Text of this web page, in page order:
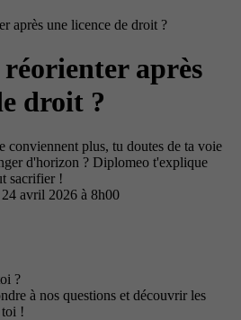
après une licence de droit ?
après
droit ?
conviennent plus, tu doutes de ta voie
d'horizon ? Diplomeo t'explique
sacrifier !
24 avril 2026 à 8h00
?
à nos questions et découvrir les
toi !